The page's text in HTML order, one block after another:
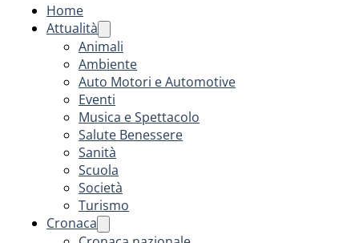
Home
Attualità
Animali
Ambiente
Auto Motori e Automotive
Eventi
Musica e Spettacolo
Salute Benessere
Sanità
Scuola
Società
Turismo
Cronaca